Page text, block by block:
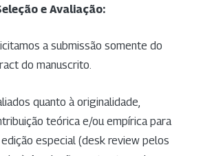
e Avaliação:
a submissão somente do
do manuscrito.
quanto à originalidade,
teórica e/ou empírica para
especial (desk review pelos